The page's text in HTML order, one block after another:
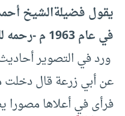
يقول فضيلةالشيخ
في عام 1963 م -رحمه لله تعالى- :-
ورد في التصوير
عن أبي زرعة قال دخلت
فرأى في أعلاها